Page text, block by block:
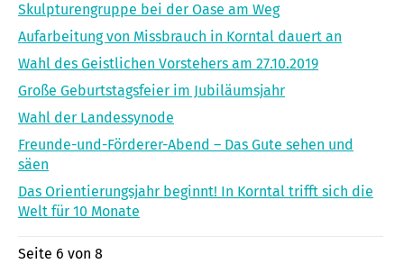
Skulpturengruppe bei der Oase am Weg
Aufarbeitung von Missbrauch in Korntal dauert an
Wahl des Geistlichen Vorstehers am 27.10.2019
Große Geburtstagsfeier im Jubiläumsjahr
Wahl der Landessynode
Freunde-und-Förderer-Abend – Das Gute sehen und
säen
Das Orientierungsjahr beginnt! In Korntal trifft sich die
Welt für 10 Monate
Seite 6 von 8